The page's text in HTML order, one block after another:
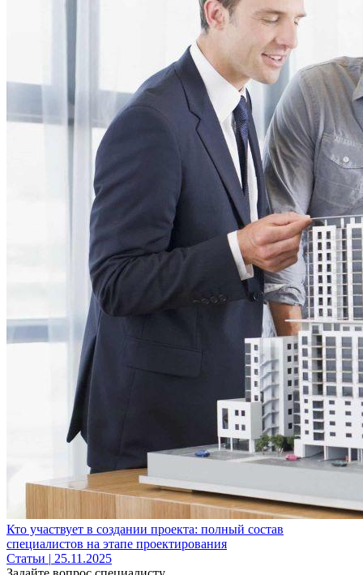
Кто участвует в создании проекта: полный состав
специалистов на этапе проектирования
Статьи | 25.11.2025